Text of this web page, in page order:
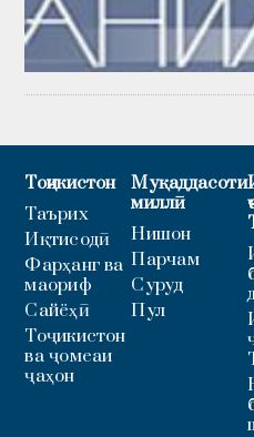
Тоҷикистон
Таърих
Иқтисодӣ
Фарҳанг ва
маориф
Сайёҳӣ
Тоҷикистон
ва ҷомеаи
ҷаҳон
Муқаддасоти
миллӣ
Нишон
Парчам
Суруд
Пул